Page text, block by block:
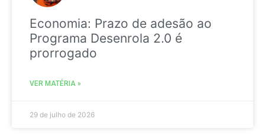
Economia: Prazo de adesão ao
Programa Desenrola 2.0 é
prorrogado
VER MATÉRIA »
29 de julho de 2026